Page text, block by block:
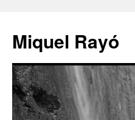
Miquel Rayó